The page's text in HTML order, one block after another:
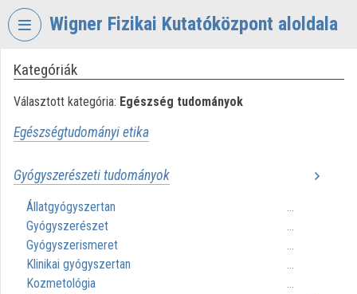
Fejléc kihagyása
Wigner Fizikai Kutatóközpont aloldala
VIDEO
FIZIKAI
Intézményi kezdőlap
Bejelentkezés
Intézményi felfedezés
Kategóriák
Kategóriák
Választott kategória: Egészség tudományok
Egészségtudományi etika
Gyógyszerészeti tudományok
Állatgyógyszertan
Gyógyszerészet
Gyógyszerismeret
Klinikai gyógyszertan
Kozmetológia